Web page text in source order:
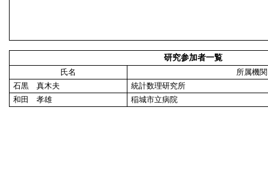
研究参加者一覧
氏名
所属機関
石黒 真木夫
統計数理研究所
和田 孝雄
稲城市立病院